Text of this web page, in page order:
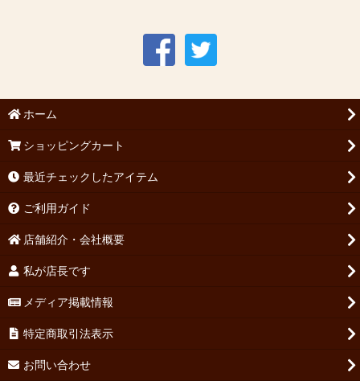
ホーム
ショッピングカート
最近チェックしたアイテム
ご利用ガイド
店舗紹介・会社概要
私が店長です
メディア掲載情報
特定商取引法表示
お問い合わせ